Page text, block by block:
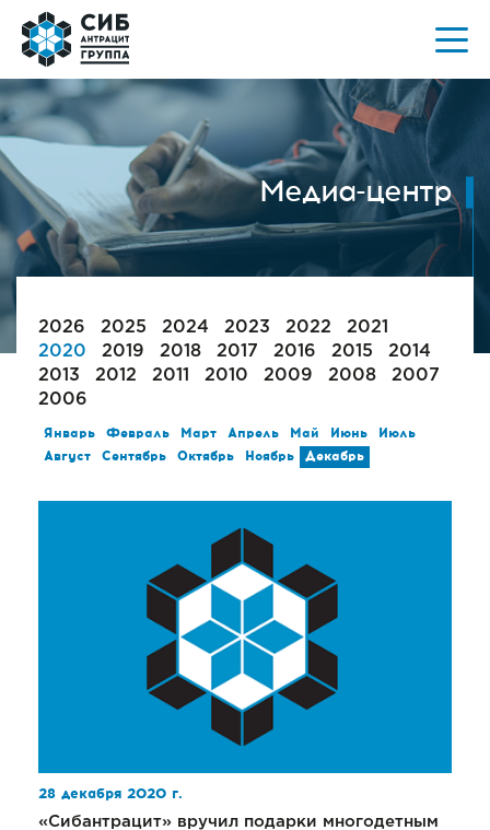
Медиа-центр
2026 2025 2024 2023 2022
2021
2020
2019 2018 2017 2016 2015
2014
2013
2012 2011 2010 2009 2008
2007
2006
Январь Февраль Март Апрель Май Июнь
Июль
Август
Сентябрь Октябрь Ноябрь Декабрь
28 декабря 2020 г.
«Сибантрацит» вручил подарки многодетным